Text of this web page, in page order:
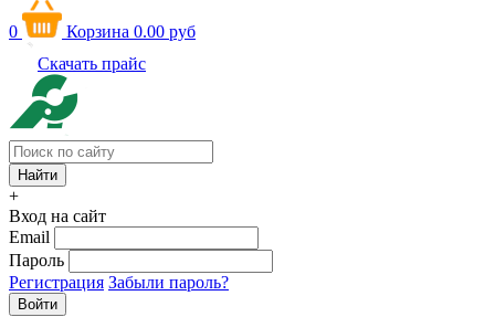
0 Корзина 0.00 руб
Скачать прайс
+
Вход на сайт
Email
Пароль
Регистрация Забыли пароль?
Войти